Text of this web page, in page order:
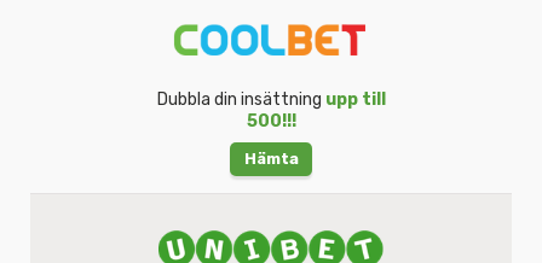
Dubbla din insättning upp till
500!!!
Hämta